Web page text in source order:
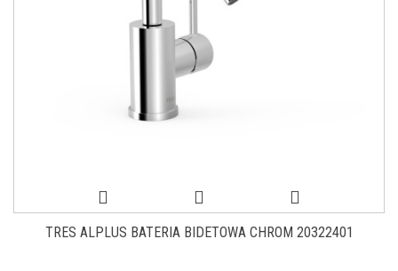
TRES ALPLUS BATERIA BIDETOWA CHROM 20322401